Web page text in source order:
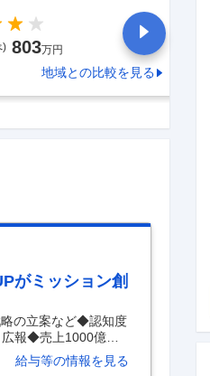
) 803万円
地域との比較を見る
がミッション創
の立案など◆認知度
報◆売上1000億！
企業 【具体的な仕事
などマスメディ
給与等の情報を見る